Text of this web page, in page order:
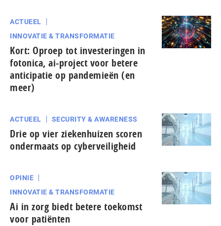
ACTUEEL
INNOVATIE & TRANSFORMATIE
Kort: Oproep tot investeringen in
fotonica, ai-project voor betere
anticipatie op pandemieën (en
meer)
ACTUEEL SECURITY & AWARENESS
Drie op vier ziekenhuizen scoren
ondermaats op cyberveiligheid
OPINIE
INNOVATIE & TRANSFORMATIE
Ai in zorg biedt betere toekomst
voor patiënten